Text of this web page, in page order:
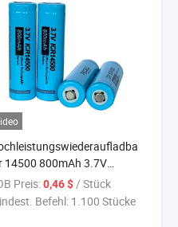
14500 800mAh 3.7V
Ionen-Batterie für
Preis: 0,46 $/ Stück
Befehl: 1.100 Stücke